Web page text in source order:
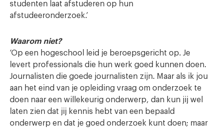
studenten laat afstuderen op hun
afstudeeronderzoek.’
Waarom niet?
‘Op een hogeschool leid je beroepsgericht op. Je
levert professionals die hun werk goed kunnen doen.
Journalisten die goede journalisten zijn. Maar als ik jou
aan het eind van je opleiding vraag om onderzoek te
doen naar een willekeurig onderwerp, dan kun jij wel
laten zien dat jij kennis hebt van een bepaald
onderwerp en dat je goed onderzoek kunt doen; maar